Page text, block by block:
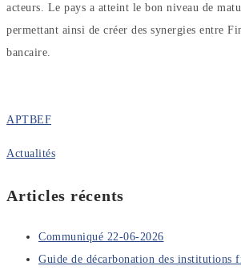
acteurs. Le pays a atteint le bon niveau de
permettant ainsi de créer des synergies entre
bancaire.
APTBEF
Actualités
Articles récents
Communiqué 22-06-2026
Guide de décarbonation des institutions